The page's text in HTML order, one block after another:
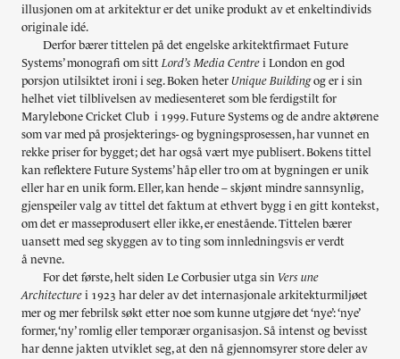
illusjonen om at arkitektur er det unike produkt av et enkeltindivids
originale idé.
Derfor bærer tittelen på det engelske arkitektfirmaet Future
Systems’ monografi om sitt Lord’s Media Centre i London en god
porsjon utilsiktet ironi i seg. Boken heter Unique Buildingog er i sin
helhet viet tilblivelsen av mediesenteret som ble ferdigstilt for
Marylebone Cricket Club i 1999. Future Systems og de andre aktørene
som var med på prosjekterings- og bygningsprosessen, har vunnet en
rekke priser for bygget; det har også vært mye publisert. Bokens tittel
kan reflektere Future Systems’ håp eller tro om at bygningen er unik
eller har en unik form. Eller, kan hende – skjønt mindre sannsynlig,
gjenspeiler valg av tittel det faktum at ethvert bygg i en gitt kontekst,
om det er masseprodusert eller ikke, er enestående. Tittelen bærer
uansett med seg skyggen av to ting som innledningsvis er verdt
å nevne.
For det første, helt siden Le Corbusier utga sin Vers une
Architecture i 1923 har deler av det internasjonale arkitekturmiljøet
mer og mer febrilsk søkt etter noe som kunne utgjøre det ‘nye’: ‘nye’
former, ‘ny’ romlig eller temporær organisasjon. Så intenst og bevisst
har denne jakten utviklet seg, at den nå gjennomsyrer store deler av